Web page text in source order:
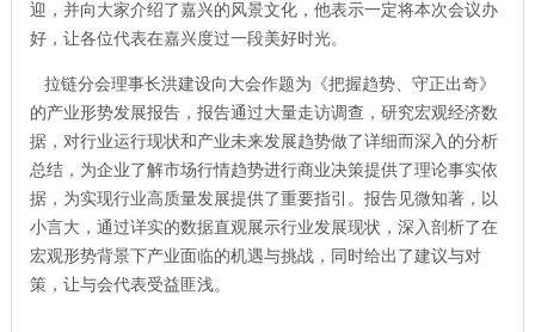
迎，并向大家介绍了嘉兴的风景文化，他表示一定将本次会议办
好，让各位代表在嘉兴度过一段美好时光。
拉链分会理事长洪建设向大会作题为《把握趋势、守正出奇》
的产业形势发展报告，报告通过大量走访调查，研究宏观经济数
据，对行业运行现状和产业未来发展趋势做了详细而深入的分析
总结，为企业了解市场行情趋势进行商业决策提供了理论事实依
据，为实现行业高质量发展提供了重要指引。报告见微知著，以
小言大，通过详实的数据直观展示行业发展现状，深入剖析了在
宏观形势背景下产业面临的机遇与挑战，同时给出了建议与对
策，让与会代表受益匪浅。